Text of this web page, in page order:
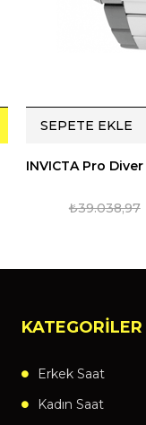
₺39.038,97
SEPETE EKLE
KATEGORİLER
Erkek Saat
Kadın Saat